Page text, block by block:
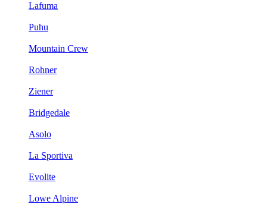
Lafuma
Puhu
Mountain Crew
Rohner
Ziener
Bridgedale
Asolo
La Sportiva
Evolite
Lowe Alpine